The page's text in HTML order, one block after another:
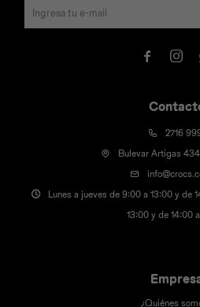
2716
Bulevar Artigas
Lunes a jueves de 9:00 a 13:00 y de
13:00 y de 14:00
¿Quiénes
 